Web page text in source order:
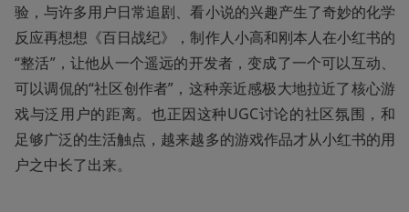
验，与许多用户日常追剧、看小说的兴趣产生了奇妙的化学
反应再想想《百日战纪》，制作人小高和刚本人在小红书的
“整活”，让他从一个遥远的开发者，变成了一个可以互动、
可以调侃的“社区创作者”，这种亲近感极大地拉近了核心游
戏与泛用户的距离。也正因这种UGC讨论的社区氛围，和
足够广泛的生活触点，越来越多的游戏作品才从小红书的用
户之中长了出来。